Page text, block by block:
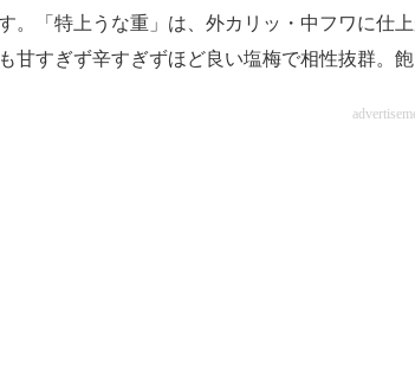
。「特上うな重」は、外カリッ・中フワに仕
甘すぎず辛すぎずほど良い塩梅で相性抜群。